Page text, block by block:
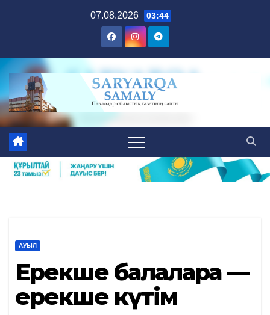
07.08.2026 03:44
АУЫЛ
Ерекше балаларға —
ерекше күтім